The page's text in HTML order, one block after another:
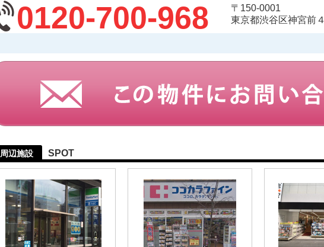
0120-700-968
〒150-0001
東京都渋谷区神宮前
周辺施設 SPOT